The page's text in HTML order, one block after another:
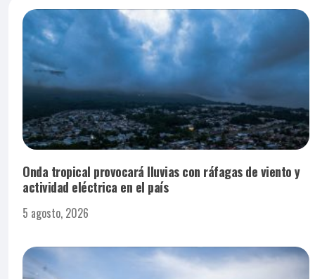
Onda tropical provocará lluvias con ráfagas de viento y
actividad eléctrica en el país
5 agosto, 2026